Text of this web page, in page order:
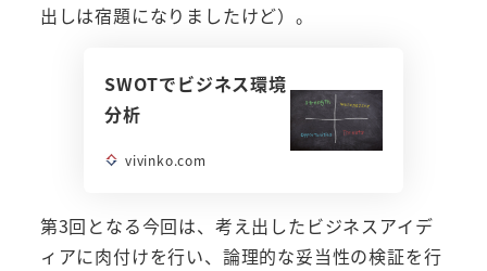
出しは宿題になりましたけど）。
SWOTでビジネス環境
分析
vivinko.com
第3回となる今回は、考え出したビジネスアイデ
ィアに肉付けを行い、論理的な妥当性の検証を行